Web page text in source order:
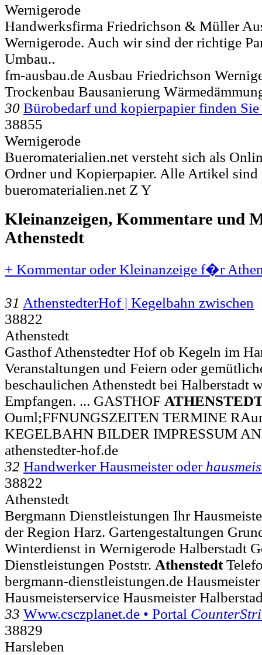
Wernigerode
Handwerksfirma Friedrichson & Müller
Wernigerode. Auch wir sind der richtige
Umbau..
fm-ausbau.de Ausbau Friedrichson
Trockenbau Bausanierung
30 Bürobedarf und kopierpapier finden
38855
Wernigerode
Bueromaterialien.net versteht sich als
Ordner und Kopierpapier. Alle Artikel sind
bueromaterialien.net Z Y
Kleinanzeigen, Kommentare und
Athenstedt
+ Kommentar oder Kleinanzeige f�r
31 AthenstedterHof | Kegelbahn zwischen
38822
Athenstedt
Gasthof Athenstedter Hof ob Kegeln im
Veranstaltungen und Feiern oder
beschaulichen Athenstedt bei Halberstadt
Empfangen. ... GASTHOF
Ouml;FFNUNGSZEITEN TERMINE
KEGELBAHN BILDER IMPRESSUM
athenstedter-hof.de
32 Handwerker Hausmeister oder
38822
Athenstedt
Bergmann Dienstleistungen Ihr
der Region Harz. Gartengestaltungen
Winterdienst in Wernigerode Halberstadt
Dienstleistungen Poststr. Athenstedt
bergmann-dienstleistungen.de
Hausmeisterservice Hausmeister
33 Www.csczplanet.de • Portal
38829
Harsleben